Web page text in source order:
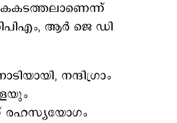
ആർ ജെ ഡി
നന്ദിഗ്രാം
രഹസ്യയോഗം